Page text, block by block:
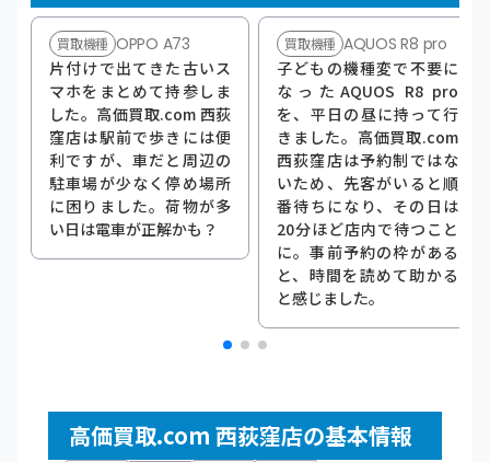
買取機種 OPPO A73
片付けで出てきた古いス
マホをまとめて持参しま
した。高価買取.com 西荻
窪店は駅前で歩きには便
利ですが、車だと周辺の
駐車場が少なく停め場所
に困りました。荷物が多
い日は電車が正解かも？
買取機種 AQUOS R8 pro
子どもの機種変で不要に
なったAQUOS R8 pro
を、平日の昼に持って行
きました。高価買取.com
西荻窪店は予約制ではな
いため、先客がいると順
番待ちになり、その日は
20分ほど店内で待つこと
に。事前予約の枠がある
と、時間を読めて助かる
と感じました。
高価買取.com 西荻窪店の基本情報